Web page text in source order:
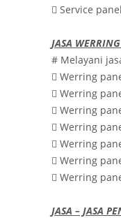
 Service
JASA
# Melayani
 Werring
 Werring
 Werring
 Werring
 Werring
 Werring
 Werring
JASA – JASA